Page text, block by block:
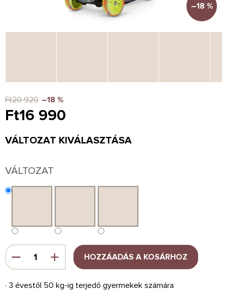
–18 %
Ft20 920 –18 %
Ft16 990
Egységár:
VÁLTOZAT KIVÁLASZTÁSA
VÁLTOZAT
HOZZÁADÁS A KOSÁRHOZ
· 3 évestől 50 kg-ig terjedő gyermekek számára